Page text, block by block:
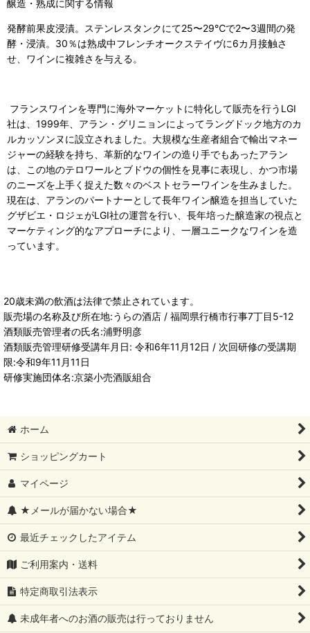
醸造・熟成に関する情報
発酵前果皮浸漬。ステンレスタンクにて25〜29℃で2〜3週間の発
酵・浸漬。30％は熟成中フレンチオークステイヴに6カ月接触さ
せ、ワインに複雑さを与える。
フランスワインを専門に海外マーケットに特化して販売を行うLGI
社は、1999年、アラン・グリニョンによってラングドック地方のカ
ルカッソンヌに設立されました。大規模な生産者組合で輸出マネー
ジャーの経験を持ち、革新的なワインの造り手でもあったアラン
は、この地のテロワールとブドウの個性を見事に表現し、かつ市場
のニーズを上手く捉えた数々のベストセラーワインを生みました。
現在は、アランのパートナーとして長年ワイン醸造を担当していた
グザビエ・ロジェがLGI社の運営を行い、長年培った醸造家の視点と
マーケティング的なアプローチにより、一層ユニークなワインを造
っています。
20歳未満の飲酒は法律で禁止されています。
販売場の名称及び所在地:うらの酒店 / 福岡県行橋市行事7丁目5-12
酒類販売管理者の氏名:浦野明彦
酒類販売管理研修受講年月日: 令和6年11月12日 / 次回研修の受講期
限:令和9年11月11日
研修実施団体名:京築小売酒販組合
ホーム
ショッピングカート
マイページ
★メールが届かない場合★
最近チェックしたアイテム
ご利用案内・送料
特定商取引法表示
未成年者へのお酒の販売は行っておりません